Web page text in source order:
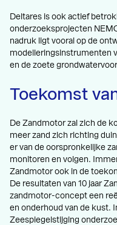
Deltares is ook actief
onderzoeksprojecten
nadruk ligt vooral op de
modelleringsinstrumenten
en de zoete
Toekomst
De Zandmotor zal zich de
meer zand zich richting
er van de oorspronkelijke
monitoren en volgen.
Zandmotor ook in de
De resultaten van 10 jaar
zandmotor-concept een
en onderhoud van de kust.
Zeespiegelstijging